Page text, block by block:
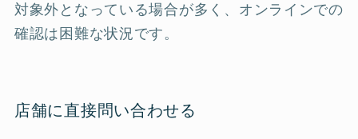
対象外となっている場合が多く、オンラインでの
確認は困難な状況です。
店舗に直接問い合わせる